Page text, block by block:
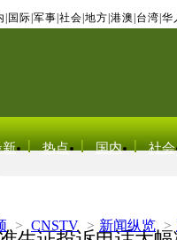
国际 军事 社会 地方 港澳 台湾 华
新 热点 国内 社会
> CNSTV > 新闻纵览 >